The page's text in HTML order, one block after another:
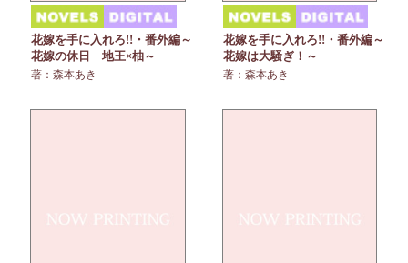
花嫁を手に入れろ!!・番外編～
花嫁の休日 地王×柚～
著：森本あき
花嫁を手に入れろ!!・番外編～
花嫁は大騒ぎ！～
著：森本あき